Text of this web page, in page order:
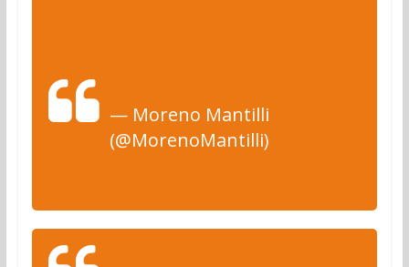
— Moreno Mantilli
(@MorenoMantilli)